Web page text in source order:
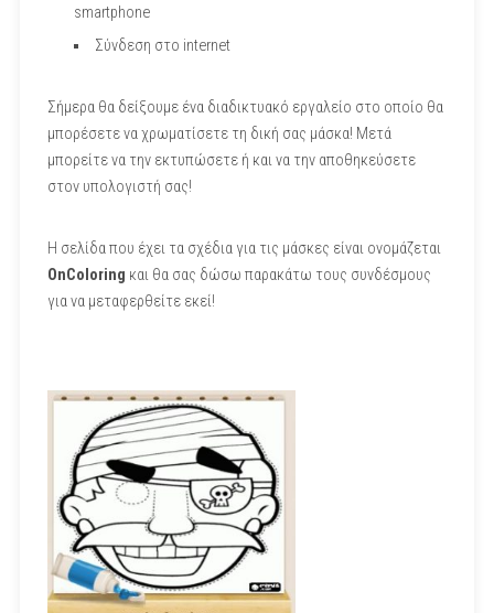
smartphone
Σύνδεση στο internet
Σήμερα θα δείξουμε ένα διαδικτυακό εργαλείο στο οποίο θα
μπορέσετε να χρωματίσετε τη δική σας μάσκα! Μετά
μπορείτε να την εκτυπώσετε ή και να την αποθηκεύσετε
στον υπολογιστή σας!
Η σελίδα που έχει τα σχέδια για τις μάσκες είναι ονομάζεται
OnColoring και θα σας δώσω παρακάτω τους συνδέσμους
για να μεταφερθείτε εκεί!